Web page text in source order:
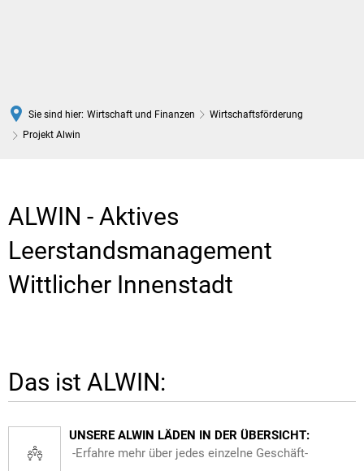
Sie sind hier: Wirtschaft und Finanzen
Wirtschaftsförderung
Projekt Alwin
Alwin
ALWIN - Aktives
Leerstandsmanagement
Wittlicher Innenstadt
Das ist ALWIN:
UNSERE ALWIN LÄDEN IN DER ÜBERSICHT:
-Erfahre mehr über jedes einzelne Geschäft-